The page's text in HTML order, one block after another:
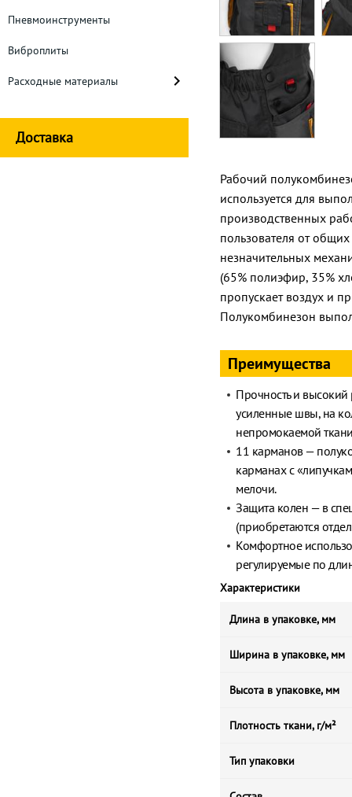
Пневмоинструменты
Виброплиты
Расходные материалы
Доставка
Рабочий
используется для
производственных
пользователя от
незначительных
(65% полиэфир, 35%
пропускает воздух и
Полукомбинезон
Преимущества
Прочность и
усиленные швы, на
непромокаемой
11 карманов —
карманах с
мелочи.
Защита колен — в
(приобретаются
Комфортное
регулируемые по
Характеристики
Длина в упаковке, мм
Ширина в упаковке, мм
Высота в упаковке, мм
Плотность ткани, г/м²
Тип упаковки